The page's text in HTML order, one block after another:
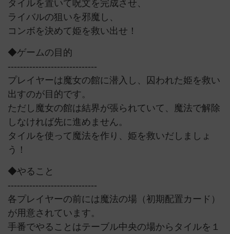
タイルを置いて呪文を完成させ、
ライバルの狙いを邪魔し、
コンボを決めて姫を救い出せ！
◆ゲームの目的
-----------------------------
プレイヤーは魔女の館に潜入し、囚われた姫を救い
出すのが目的です。
ただし魔女の館は結界が張られていて、魔法で解除
しなければ先に進めません。
タイルを使って魔法を作り、姫を救いだしましょ
う！
◆やること
-----------------------------
各プレイヤーの前には魔法の場（初期配置カード）
が用意されています。
手番でやることはテーブル中央の場からタイルを１